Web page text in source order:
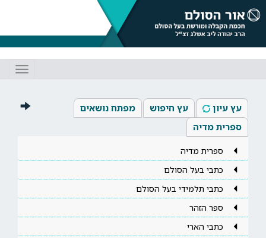
עץ עיון עץ חיפוש
מפתח נושאים
ספרית מדיה
ספרית מדיה
כתבי בעל הסולם
כתבי תלמידי בעל הסולם
ספר הזהר
כתבי הארי